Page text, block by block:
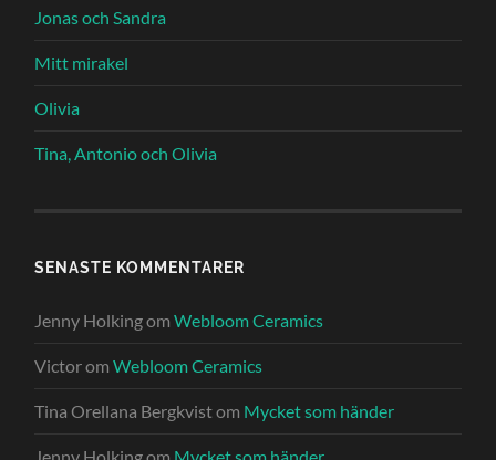
Jonas och Sandra
Mitt mirakel
Olivia
Tina, Antonio och Olivia
SENASTE KOMMENTARER
Jenny HolkingomWebloom Ceramics
VictoromWebloom Ceramics
Tina Orellana Bergkvistom Mycket som händer